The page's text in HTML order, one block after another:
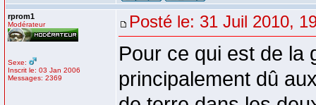
rprom1
Modérateur
Sexe:
Inscrit le: 03 Jan 2006
Messages: 2369
Posté le: 31 Juil 2010,
Pour ce qui est de la
principalement dû